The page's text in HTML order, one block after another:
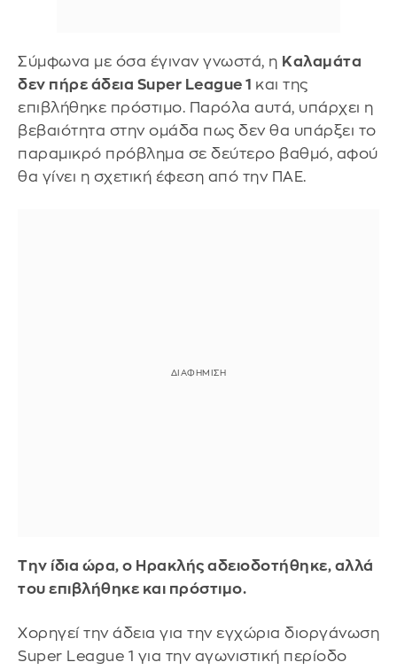
Σύμφωνα με όσα έγιναν γνωστά, η Καλαμάτα
δεν πήρε άδεια Super League 1 και της
επιβλήθηκε πρόστιμο. Παρόλα αυτά, υπάρχει η
βεβαιότητα στην ομάδα πως δεν θα υπάρξει το
παραμικρό πρόβλημα σε δεύτερο βαθμό, αφού
θα γίνει η σχετική έφεση από την ΠΑΕ.
Την ίδια ώρα, ο Ηρακλής αδειοδοτήθηκε, αλλά
του επιβλήθηκε και πρόστιμο.
Χορηγεί την άδεια για την εγχώρια διοργάνωση
Super League 1 για την αγωνιστική περίοδο